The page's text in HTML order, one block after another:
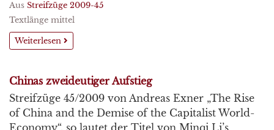
Aus Streifzüge 2009-45
Textlänge mittel
Weiterlesen
Chinas zweideutiger Aufstieg
Streifzüge 45/2009 von Andreas Exner „The Rise
of China and the Demise of the Capitalist World-
Economy“, so lautet der Titel von Minqi Li’s